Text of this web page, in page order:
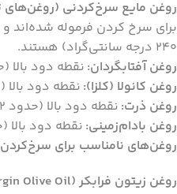
روغن مایع سرخ‌کردنی (روغن‌های
240 درجه سانتی‌گراد) هستند.
روغن آفتابگردان: نقطه دود بالا (حدود 232 درجه
روغن کانولا (کلزا): نقطه دود بالا (حدود 204
روغن ذرت: نقطه دود بالا (حدود 232 درجه سانتی‌گراد).
روغن بادام‌زمینی: نقطه دود بالا (حدود 232 درجه
روغن‌های نامناسب برای سرخ‌کردن
روغن زیتون فرابکر (Extra Virgin Olive Oil):